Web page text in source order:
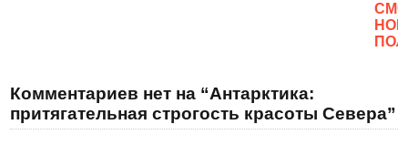
Комментариев нет на “Антарктика:
притягательная строгость красоты Севера”